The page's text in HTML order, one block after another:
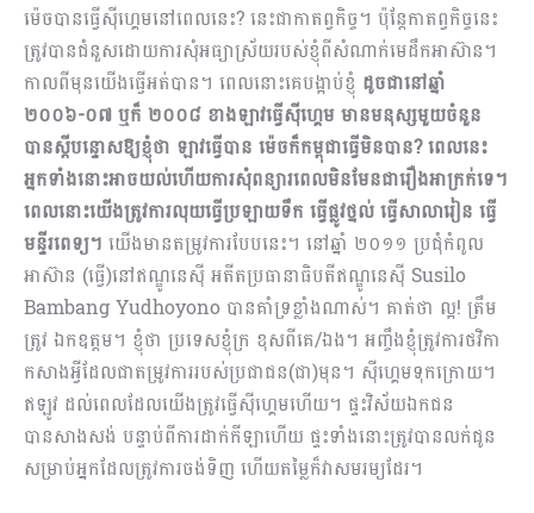
ម៉េចបានធ្វើស៊ីហ្គេមនៅពេលនេះ? នេះជាកាតព្វកិច្ច។ ប៉ុន្តែកាតព្វកិច្ចនេះ
ត្រូវបានជំនួសដោយការសុំអធ្យា​ស្រ័យរបស់ខ្ញុំពីសំណាក់មេដឹកអាស៊ាន។
កាលពីមុនយើងធ្វើអត់បាន។ ពេលនោះគេបង្អាប់ខ្ញុំ ដូចជានៅឆ្នាំ
២០០៦-០៧ ឬក៏ ២០០៨ ខាងឡាវធ្វើស៊ីហ្គេម មានមនុស្សមួយចំនួន
បានស្តីបន្ទោសឱ្យខ្ញុំថា ឡាវធ្វើបាន ម៉េចក៏កម្ពុជាធ្វើមិនបាន? ពេលនេះ
អ្នកទាំងនោះអាចយល់ហើយការសុំពន្យារពេលមិនមែនជារឿងអាក្រក់ទេ។
ពេលនោះយើងត្រូវការលុយធ្វើប្រឡាយទឹក ធ្វើផ្លូវថ្នល់ ធ្វើសាលារៀន​ ធ្វើ
មន្ទីរពេទ្យ។ យើងមានតម្រូវការបែបនេះ។ នៅឆ្នាំ ២០១១ ប្រជុំកំពូល
អាស៊ាន (ធ្វើ)នៅឥណ្ឌូនេស៊ី អតីតប្រធានាធិបតីឥណ្ឌូនេស៊ី Susilo
Bambang Yudhoyono បានគាំទ្រខ្លាំងណាស់។ គាត់ថា ល្អ! ត្រឹម
ត្រូវ ឯកឧត្តម។ ខ្ញុំថា ប្រទេសខ្ញុំក្រ ខុសពីគេ/ឯង។ អញ្ចឹងខ្ញុំត្រូវការថវិកា
កសាងអ្វីដែលជាតម្រូវការរបស់ប្រជាជន(ជា)មុន។ ស៊ីហ្គេមទុកក្រោយ។
ឥឡូវ ដល់ពេលដែលយើងត្រូវធ្វើស៊ីហ្គេមហើយ។ ផ្ទះវិស័យឯកជន
បានសាងសង់ បន្ទាប់ពីការដាក់កីឡាហើយ ផ្ទះទាំងនោះត្រូវបានលក់ជូន
សម្រាប់អ្នកដែលត្រូវការចង់ទិញ ហើយតម្លៃក៏វាសមរម្យដែរ។